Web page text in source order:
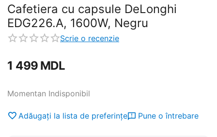
Cafetiera cu capsule DeLonghi
EDG226.A, 1600W, Negru
Scrie o recenzie
1 499 MDL
Momentan Indisponibil
Adăugați la lista de preferințe Pune o întrebare